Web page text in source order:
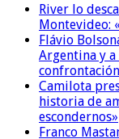
River lo
Montevideo:
Flávio
Argentina y
Camilota
historia de
escondernos»
Franco